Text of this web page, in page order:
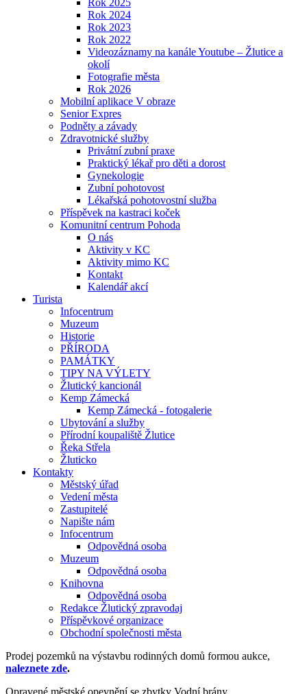
Rok 2025
Rok 2024
Rok 2023
Rok 2022
Videozáznamy na kanále Youtube – Žlutice a
okolí
Fotografie města
Rok 2026
Mobilní aplikace V obraze
Senior Expres
Podněty a závady
Zdravotnické služby
Privátní zubní praxe
Praktický lékař pro děti a dorost
Gynekologie
Zubní pohotovost
Lékařská pohotovostní služba
Příspěvek na kastraci koček
Komunitní centrum Pohoda
O nás
Aktivity v KC
Aktivity mimo KC
Kontakt
Kalendář akcí
Turista
Infocentrum
Muzeum
Historie
PŘÍRODA
PAMÁTKY
TIPY NA VÝLETY
Žlutický kancionál
Kemp Zámecká
Kemp Zámecká - fotogalerie
Ubytování a služby
Přírodní koupaliště Žlutice
Řeka Střela
Žluticko
Kontakty
Městský úřad
Vedení města
Zastupitelé
Napište nám
Infocentrum
Odpovědná osoba
Muzeum
Odpovědná osoba
Knihovna
Odpovědná osoba
Redakce Žlutický zpravodaj
Příspěvkové organizace
Obchodní společnosti města
Prodej pozemků na výstavbu rodinných domů formou aukce,
naleznete zde.
Opravené městské opevnění se zbytky Vodní brány